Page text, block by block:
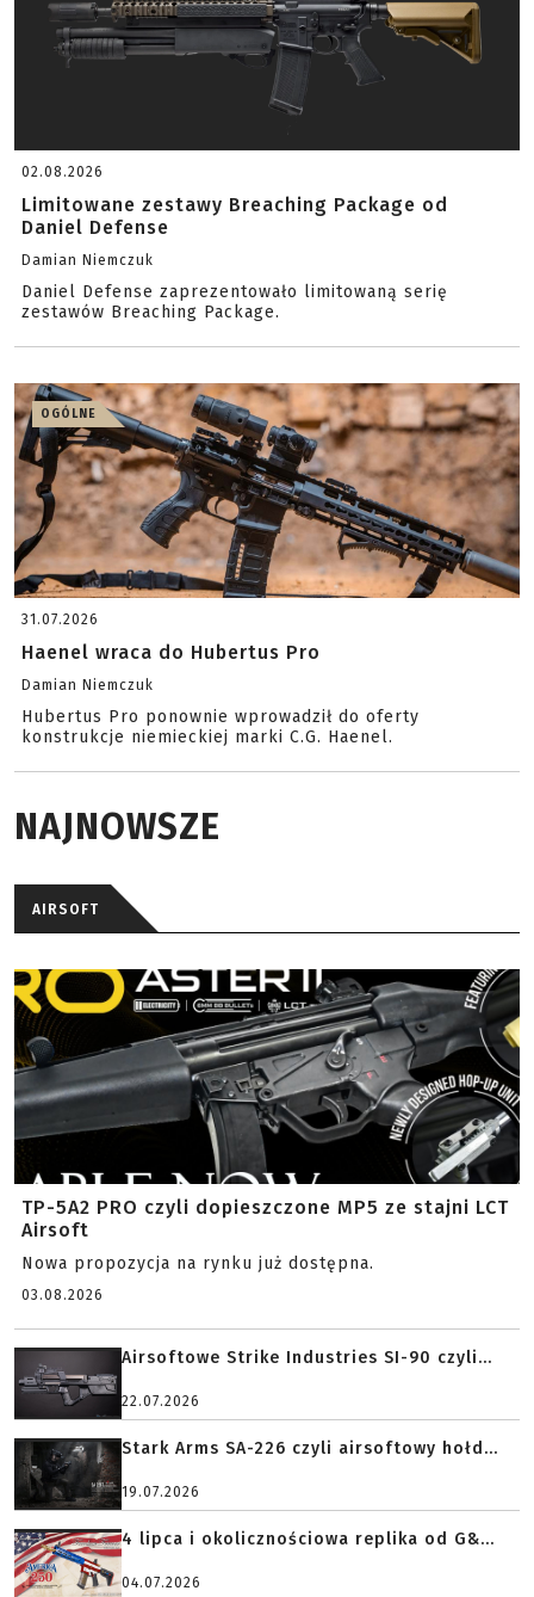
02.08.2026
Limitowane zestawy Breaching Package od
Daniel Defense
Damian Niemczuk
Daniel Defense zaprezentowało limitowaną serię
zestawów Breaching Package.
OGÓLNE
31.07.2026
Haenel wraca do Hubertus Pro
Damian Niemczuk
Hubertus Pro ponownie wprowadził do oferty
konstrukcje niemieckiej marki C.G. Haenel.
NAJNOWSZE
AIRSOFT
TP-5A2 PRO czyli dopieszczone MP5 ze stajni LCT
Airsoft
Nowa propozycja na rynku już dostępna.
03.08.2026
Airsoftowe Strike Industries SI-90 czyli...
22.07.2026
Stark Arms SA-226 czyli airsoftowy hołd...
19.07.2026
4 lipca i okolicznościowa replika od G&...
04.07.2026